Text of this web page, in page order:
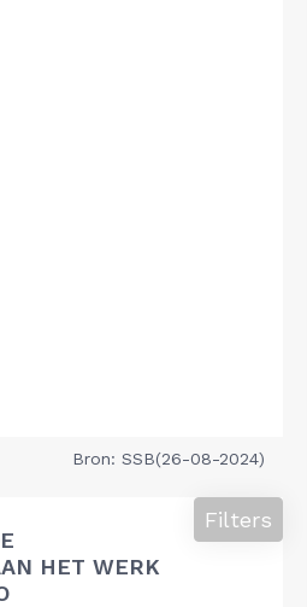
Bron: SSB(26-08-2024)
HET WERK
Filters